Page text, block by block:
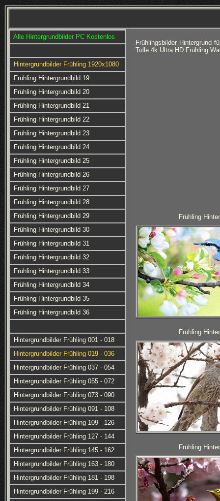
Alle Hintergrundbilder PC Kostenlos
Hintergrundbilder Frühling 1920x1080
Frühling Hintergrundbild 19
Frühling Hintergrundbild 20
Frühling Hintergrundbild 21
Frühling Hintergrundbild 22
Frühling Hintergrundbild 23
Frühling Hintergrundbild 24
Frühling Hintergrundbild 25
Frühling Hintergrundbild 26
Frühling Hintergrundbild 27
Frühling Hintergrundbild 28
Frühling Hintergrundbild 29
Frühling Hintergrundbild 30
Frühling Hintergrundbild 31
Frühling Hintergrundbild 32
Frühling Hintergrundbild 33
Frühling Hintergrundbild 34
Frühling Hintergrundbild 35
Frühling Hintergrundbild 36
Hintergrundbilder Frühling 001 - 018
Hintergrundbilder Frühling 019 - 036
Hintergrundbilder Frühling 037 - 054
Hintergrundbilder Frühling 055 - 072
Hintergrundbilder Frühling 073 - 090
Hintergrundbilder Frühling 091 - 108
Hintergrundbilder Frühling 109 - 126
Hintergrundbilder Frühling 127 - 144
Hintergrundbilder Frühling 145 - 162
Hintergrundbilder Frühling 163 - 180
Hintergrundbilder Frühling 181 - 198
Hintergrundbilder Frühling 199 - 216
Frühlingsbilder Hintergrund
Tolle 4k Ultra HD Frühling
Frühling
Frühling
Frühling